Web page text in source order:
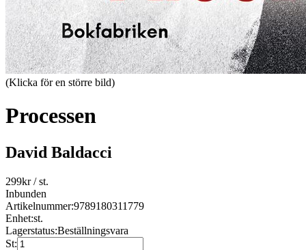
(Klicka för en större bild)
Processen
David Baldacci
299kr/ st.
Inbunden
Artikelnummer:9789180311779
Enhet:st.
Lagerstatus:Beställningsvara
St: